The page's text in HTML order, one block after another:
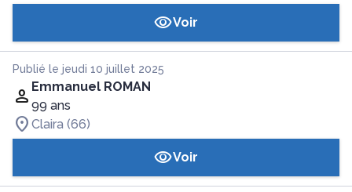
Voir
Publié le jeudi 10 juillet 2025
Emmanuel ROMAN
99 ans
Claira (66)
Voir